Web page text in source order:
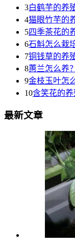
3白鹤芋的养
4猫眼竹芋的
5四季茶花的
6石斛怎么栽
7铜钱草的养
8蕙兰怎么养
9金枝玉叶怎
10含笑花的
最新文章